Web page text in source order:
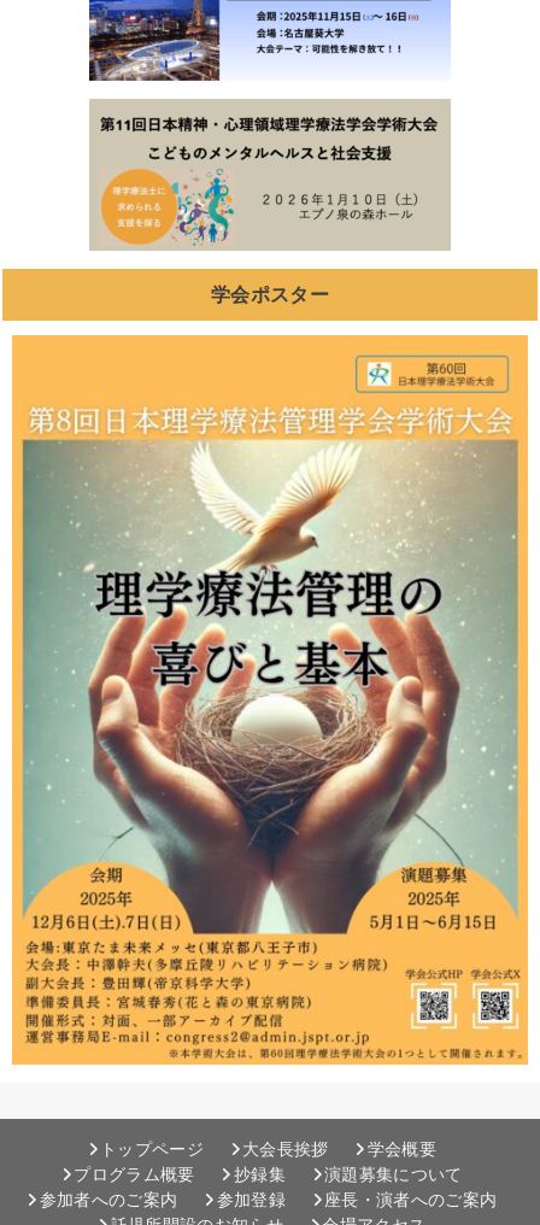
学会ポスター
トップページ 大会長挨拶
学会概要
プログラム概要
抄録集
演題募集について
参加者へのご案内
参加登録
座長・演者へのご案内